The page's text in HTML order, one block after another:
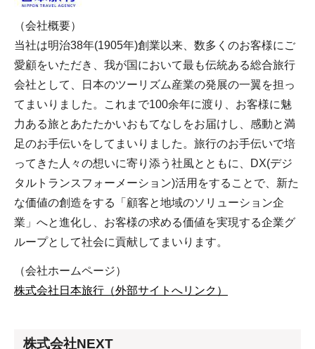
（会社概要）
当社は明治38年(1905年)創業以来、数多くのお客様にご
愛顧をいただき、我が国において最も伝統ある総合旅行
会社として、日本のツーリズム産業の発展の一翼を担っ
てまいりました。これまで100余年に渡り、お客様に魅
力ある旅とあたたかいおもてなしをお届けし、感動と満
足のお手伝いをしてまいりました。旅行のお手伝いで培
ってきた人々の想いに寄り添う社風とともに、DX(デジ
タルトランスフォーメーション)活用をすることで、新た
な価値の創造をする「顧客と地域のソリューション企
業」へと進化し、お客様の求める価値を実現する企業グ
ループとして社会に貢献してまいります。
（会社ホームページ）
株式会社日本旅行（外部サイトへリンク）
株式会社NEXT